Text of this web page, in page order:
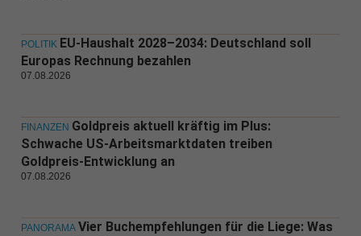
POLITIK EU-Haushalt 2028–2034: Deutschland soll
Europas Rechnung bezahlen
07.08.2026
FINANZEN Goldpreis aktuell kräftig im Plus:
Schwache US-Arbeitsmarktdaten treiben
Goldpreis-Entwicklung an
07.08.2026
PANORAMA Vier Buchempfehlungen für die Liege: Was